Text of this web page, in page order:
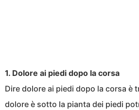
1. Dolore ai piedi dopo la corsa
Dire dolore ai piedi dopo la corsa è
dolore è sotto la pianta dei piedi